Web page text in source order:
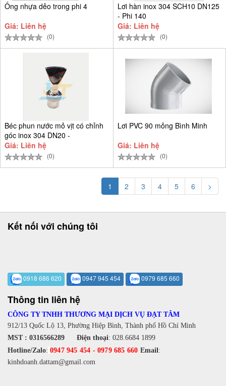
Ống nhựa dẻo trong phi 4
Giá: Liên hệ
(0)
Lơi hàn inox 304 SCH10 DN125
- Phi 140
Giá: Liên hệ
(0)
Béc phun nước mỏ vịt có chỉnh
góc inox 304 DN20 -
Giá: Liên hệ
(0)
Lơi PVC 90 mỏng Bình Minh
Giá: Liên hệ
(0)
1 2 3 4 5 6 >
Kết nối với chúng tôi
0918 686 620 0947 945 454 0979 685 660
Thông tin liên hệ
CÔNG TY TNHH THƯƠNG MẠI DỊCH VỤ ĐẠT TÂM
912/13 Quốc Lộ 13, Phường Hiệp Bình, Thành phố Hồ Chí Minh
MST : 0316566289 Điện thoại: 028.6684 1899
Hotline/Zalo: 0947 945 454 -0979 685 660 Email:
kinhdoanh.dattam@gmail.com